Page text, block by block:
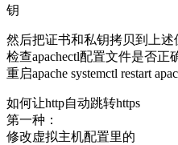
钥
然后把证书和私钥拷贝到上述
检查apachectl配置文件是否正
重启apache systemctl restart
如何让http自动跳转https
第一种：
修改虚拟主机配置里的